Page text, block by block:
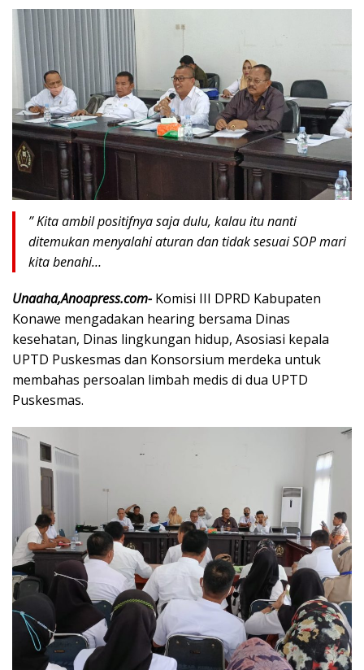
” Kita ambil positifnya saja dulu, kalau itu nanti
ditemukan menyalahi aturan dan tidak sesuai SOP mari
kita benahi…
Unaaha,Anoapress.com- Komisi III DPRD Kabupaten
Konawe mengadakan hearing bersama Dinas
kesehatan, Dinas lingkungan hidup, Asosiasi kepala
UPTD Puskesmas dan Konsorsium merdeka untuk
membahas persoalan limbah medis di dua UPTD
Puskesmas.